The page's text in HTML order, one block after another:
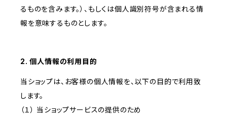
るものを含みます。）、もしくは個人識別符号が含まれる情
報を意味するものとします。
2. 個人情報の利用目的
当ショップは、お客様の個人情報を、以下の目的で利用致
します。
（１） 当ショップサービスの提供のため